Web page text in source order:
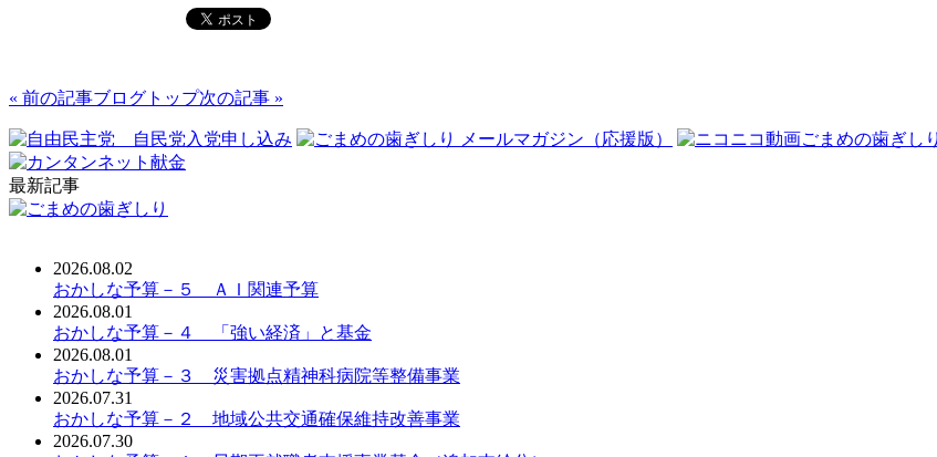
« 前の記事ブログトップ次の記事 »
最新記事
2026.08.02
おかしな予算－５ ＡＩ関連予算
2026.08.01
おかしな予算－４ 「強い経済」と基金
2026.08.01
おかしな予算－３ 災害拠点精神科病院等整備事業
2026.07.31
おかしな予算－２ 地域公共交通確保維持改善事業
2026.07.30